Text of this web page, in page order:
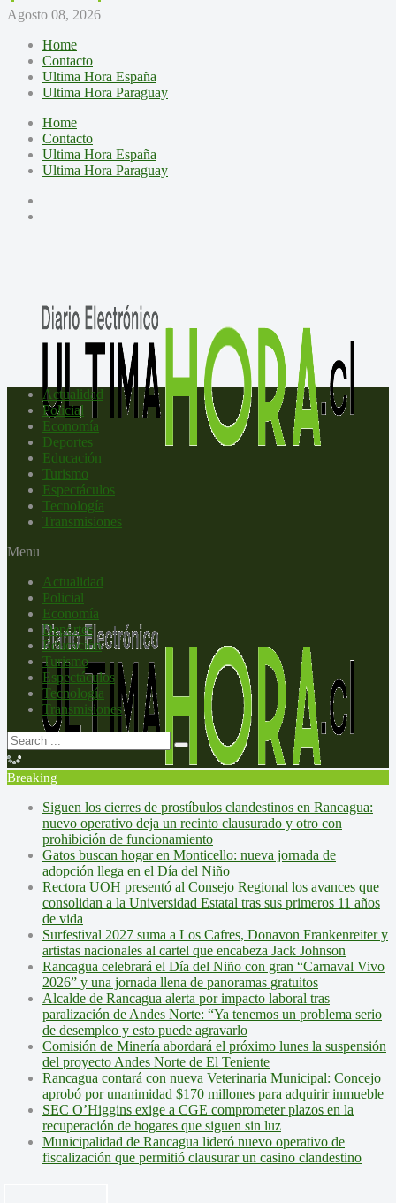
Agosto 08, 2026
Home
Contacto
Ultima Hora España
Ultima Hora Paraguay
Home
Contacto
Ultima Hora España
Ultima Hora Paraguay
Actualidad
Policial
Economía
Deportes
Educación
Turismo
Espectáculos
Tecnología
Transmisiones
Menu
Actualidad
Policial
Economía
Deportes
Educación
Turismo
Espectáculos
Tecnología
Transmisiones
Breaking
Siguen los cierres de prostíbulos clandestinos en Rancagua:
nuevo operativo deja un recinto clausurado y otro con
prohibición de funcionamiento
Gatos buscan hogar en Monticello: nueva jornada de
adopción llega en el Día del Niño
Rectora UOH presentó al Consejo Regional los avances que
consolidan a la Universidad Estatal tras sus primeros 11 años
de vida
Surfestival 2027 suma a Los Cafres, Donavon Frankenreiter y
artistas nacionales al cartel que encabeza Jack Johnson
Rancagua celebrará el Día del Niño con gran “Carnaval Vivo
2026” y una jornada llena de panoramas gratuitos
Alcalde de Rancagua alerta por impacto laboral tras
paralización de Andes Norte: “Ya tenemos un problema serio
de desempleo y esto puede agravarlo
Comisión de Minería abordará el próximo lunes la suspensión
del proyecto Andes Norte de El Teniente
Rancagua contará con nueva Veterinaria Municipal: Concejo
aprobó por unanimidad $170 millones para adquirir inmueble
SEC O’Higgins exige a CGE comprometer plazos en la
recuperación de hogares que siguen sin luz
Municipalidad de Rancagua lideró nuevo operativo de
fiscalización que permitió clausurar un casino clandestino